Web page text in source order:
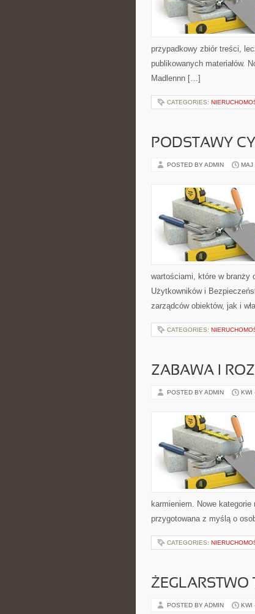
przypadkowy zbiór treści,
publikowanych materiałów.
Madlennn […]
CATEGORIES:
PODSTAWY
POSTED BY ADMIN MAJ
wartościami, które w branży
Użytkowników i
zarządców obiektów, jak i
CATEGORIES:
ZABAWA I
POSTED BY ADMIN KWI
karmieniem. Nowe
przygotowana z myślą o
CATEGORIES:
ŻEGLARSTWO
POSTED BY ADMIN KWI